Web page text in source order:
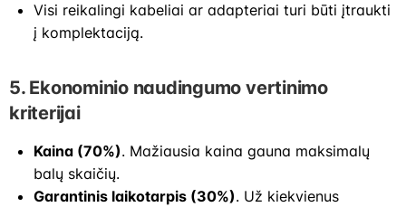
Visi reikalingi kabeliai ar adapteriai turi būti įtraukti
į komplektaciją.
5. Ekonominio naudingumo vertinimo
kriterijai
Kaina (70%). Mažiausia kaina gauna maksimalų
balų skaičių.
Garantinis laikotarpis (30%). Už kiekvienus